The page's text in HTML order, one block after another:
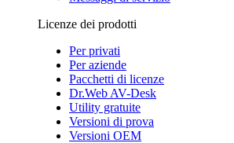
Licenze dei prodotti
Per privati
Per aziende
Pacchetti di licenze
Dr.Web AV-Desk
Utility gratuite
Versioni di prova
Versioni OEM